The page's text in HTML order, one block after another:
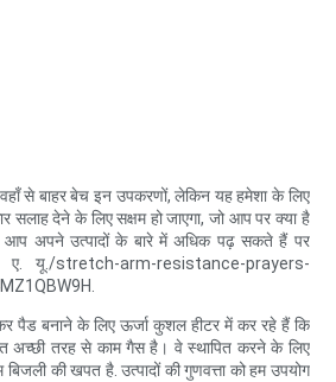
से बाहर बेच इन उपकरणों, लेकिन यह हमेशा के लिए
सलाह देने के लिए सक्षम हो जाएगा, जो आप पर क्या है
अपने उत्पादों के बारे में अधिक पढ़ सकते हैं पर
ए. यू./stretch-arm-resistance-prayers-
पैड बनाने के लिए ऊर्जा कुशल हीटर में कर रहे हैं कि
अच्छी तरह से काम गैस है। वे स्थापित करने के लिए
की खपत है. उत्पादों की गुणवत्ता को हम उपयोग